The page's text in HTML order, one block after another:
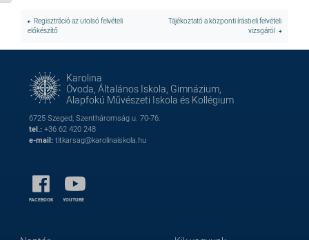
Regisztráció az utolsó felvételi
előkészítő
Tájékoztató a központi írásbeli felvételi
vizsgáról
Karolina
Óvoda, Általános Iskola, Gimnázium,
Alapfokú Művészeti Iskola és Kollégium
6725 Szeged, Szentháromság u. 70-76.
tel.: +36 62 420 248
e-mail: titkarsag@karolinaiskola.hu
FACEBOOK YOUTUBE